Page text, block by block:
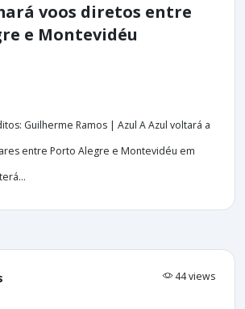
voos diretos entre
e Montevidéu
Guilherme Ramos | Azul A Azul voltará a
entre Porto Alegre e Montevidéu em
44 views